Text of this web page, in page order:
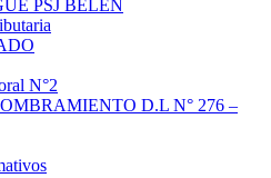
PSJ BELEN
N°2
D.L N° 276 –